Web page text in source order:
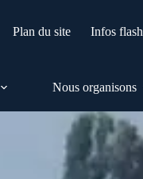
Plan du site Infos flash
Nous organisons